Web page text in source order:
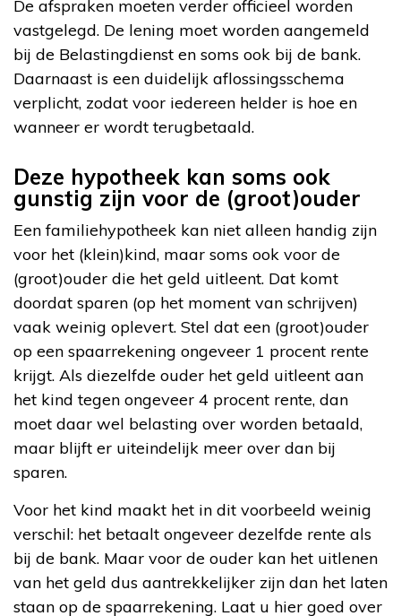
De afspraken moeten verder officieel worden
vastgelegd. De lening moet worden aangemeld
bij de Belastingdienst en soms ook bij de bank.
Daarnaast is een duidelijk aflossingsschema
verplicht, zodat voor iedereen helder is hoe en
wanneer er wordt terugbetaald.
Deze hypotheek kan soms ook
gunstig zijn voor de (groot)ouder
Een familiehypotheek kan niet alleen handig zijn
voor het (klein)kind, maar soms ook voor de
(groot)ouder die het geld uitleent. Dat komt
doordat sparen (op het moment van schrijven)
vaak weinig oplevert. Stel dat een (groot)ouder
op een spaarrekening ongeveer 1 procent rente
krijgt. Als diezelfde ouder het geld uitleent aan
het kind tegen ongeveer 4 procent rente, dan
moet daar wel belasting over worden betaald,
maar blijft er uiteindelijk meer over dan bij
sparen.
Voor het kind maakt het in dit voorbeeld weinig
verschil: het betaalt ongeveer dezelfde rente als
bij de bank. Maar voor de ouder kan het uitlenen
van het geld dus aantrekkelijker zijn dan het laten
staan op de spaarrekening. Laat u hier goed over